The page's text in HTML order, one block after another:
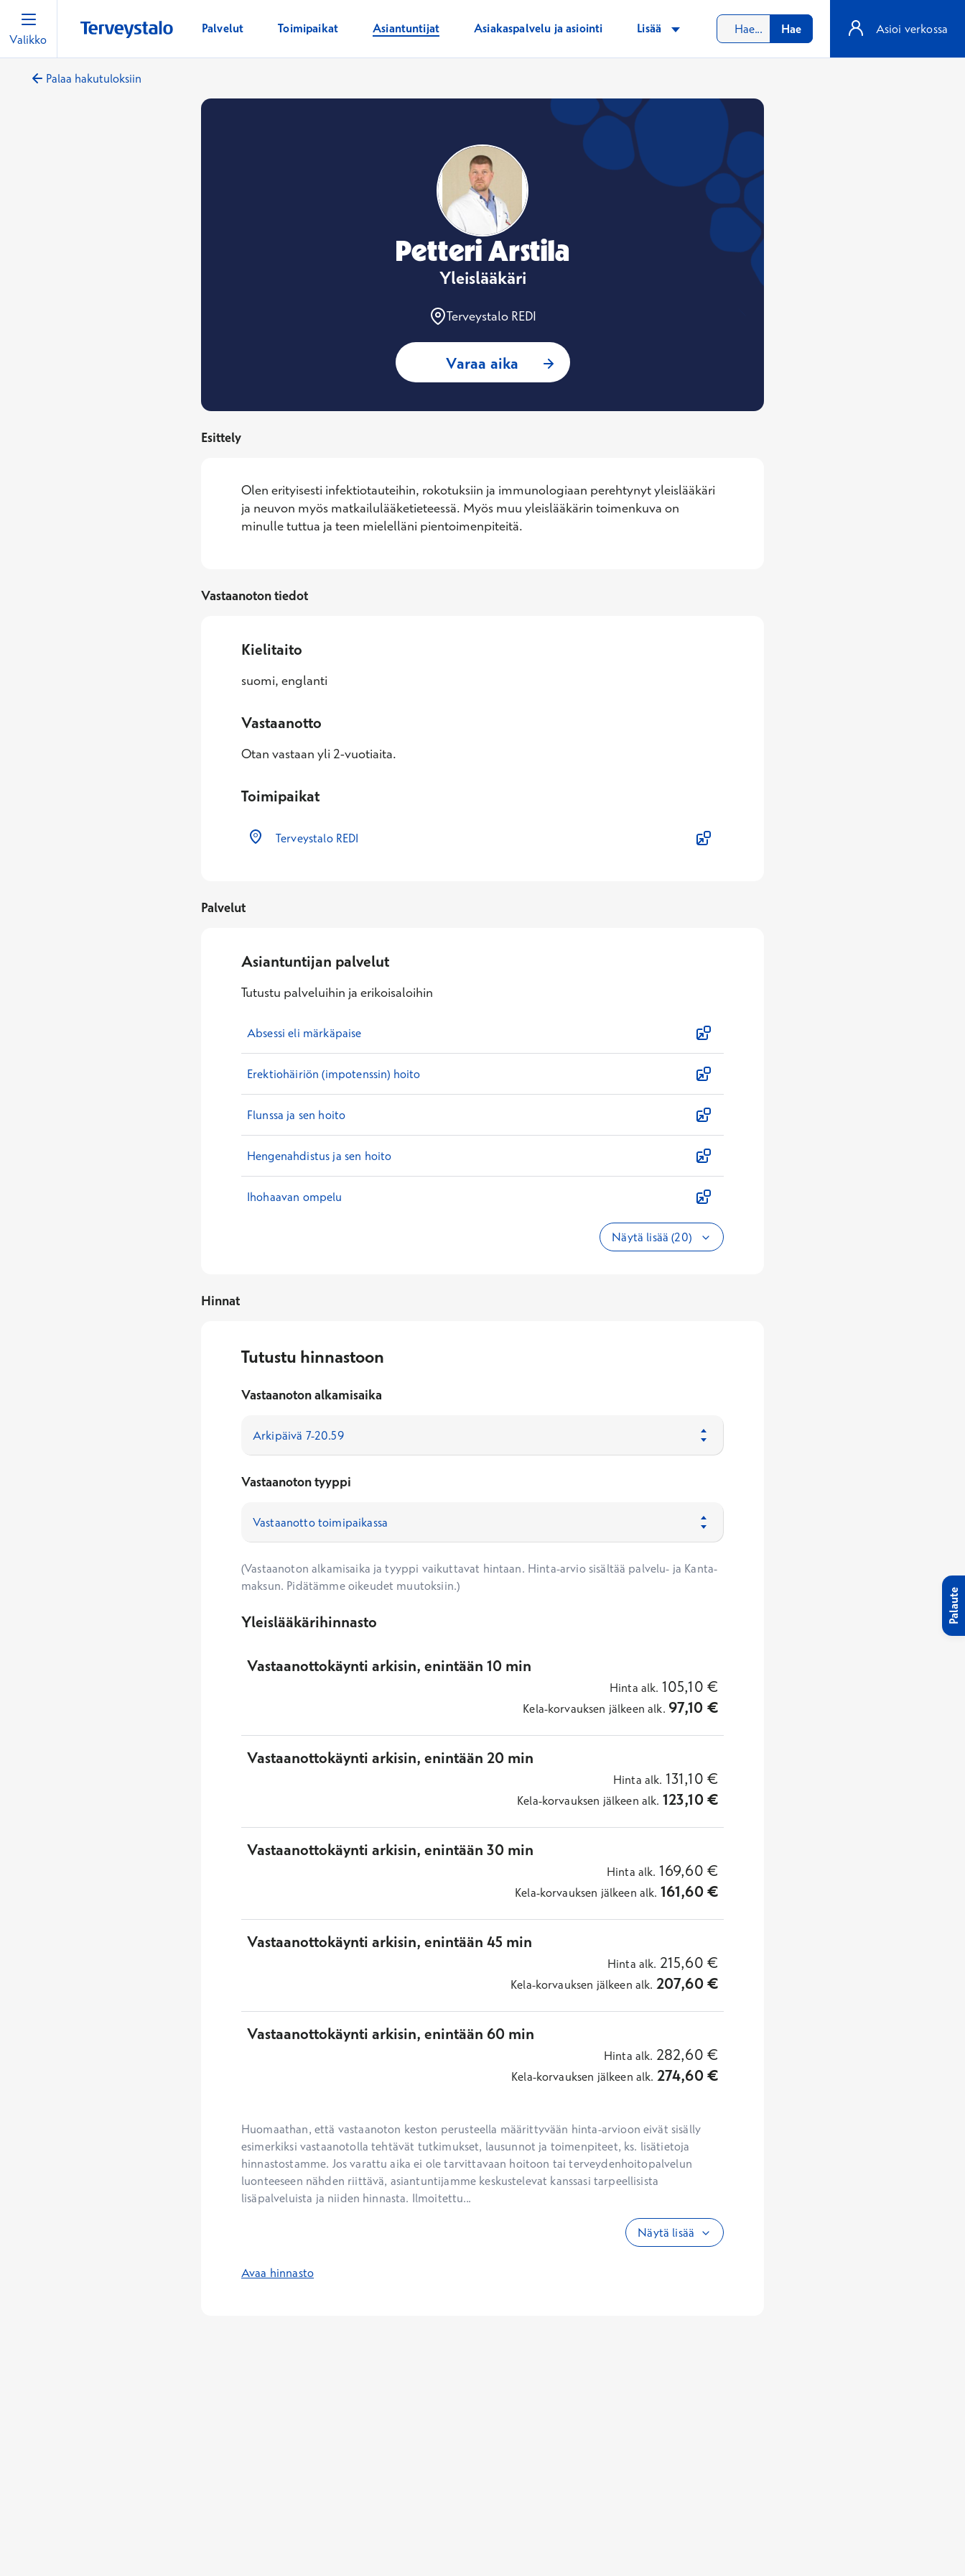
Valikko
Palvelut Toimipaikat Asiantuntijat Asiakaspalvelu ja asiointi Lisää Hae Asioi verkossa
Palaa hakutuloksiin
Petteri Arstila
Yleislääkäri
Terveystalo REDI
Varaa aika : Petteri Arstila, Yleislääkäri
Esittely
Olen erityisesti infektiotauteihin, rokotuksiin ja immunologiaan perehtynyt yleislääkäri
ja neuvon myös matkailulääketieteessä. Myös muu yleislääkärin toimenkuva on
minulle tuttua ja teen mielelläni pientoimenpiteitä.
Vastaanoton tiedot
Kielitaito
suomi, englanti
Vastaanotto
Otan vastaan yli 2-vuotiaita.
Toimipaikat
Terveystalo REDI
Palvelut
Asiantuntijan palvelut
Tutustu palveluihin ja erikoisaloihin
Absessi eli märkäpaise
Erektiohäiriön (impotenssin) hoito
Flunssa ja sen hoito
Hengenahdistus ja sen hoito
Ihohaavan ompelu
Näytä lisää (20)
Hinnat
Tutustu hinnastoon
Vastaanoton alkamisaika
Vastaanoton tyyppi
(Vastaanoton alkamisaika ja tyyppi vaikuttavat hintaan. Hinta-arvio sisältää palvelu- ja Kanta-
maksun. Pidätämme oikeudet muutoksiin.)
Yleislääkärihinnasto
Vastaanottokäynti arkisin, enintään 10 min
Hinta alk. 105,10 €
Kela-korvauksen jälkeen alk. 97,10 €
Vastaanottokäynti arkisin, enintään 20 min
Hinta alk. 131,10 €
Kela-korvauksen jälkeen alk. 123,10€
Vastaanottokäynti arkisin, enintään 30 min
Hinta alk. 169,60 €
Kela-korvauksen jälkeen alk. 161,60€
Vastaanottokäynti arkisin, enintään 45 min
Hinta alk. 215,60 €
Kela-korvauksen jälkeen alk. 207,60€
Vastaanottokäynti arkisin, enintään 60 min
Hinta alk. 282,60 €
Kela-korvauksen jälkeen alk. 274,60€
Huomaathan, että vastaanoton keston perusteella määrittyvään hinta-arvioon eivät sisälly
esimerkiksi vastaanotolla tehtävät tutkimukset, lausunnot ja toimenpiteet, ks. lisätietoja
hinnastostamme. Jos varattu aika ei ole tarvittavaan hoitoon tai terveydenhoitopalvelun
luonteeseen nähden riittävä, asiantuntijamme keskustelevat kanssasi tarpeellisista
lisäpalveluista ja niiden hinnasta. Ilmoitettu...
Näytä lisää
Avaa hinnasto
Palaute